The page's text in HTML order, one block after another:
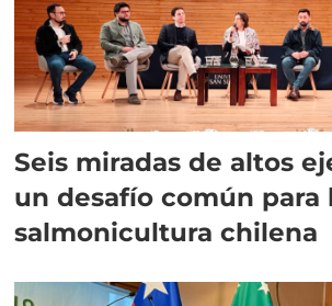
Seis miradas de altos
un desafío común para
salmonicultura chilena